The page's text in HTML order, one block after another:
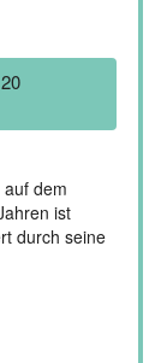
dem
ist
durch seine